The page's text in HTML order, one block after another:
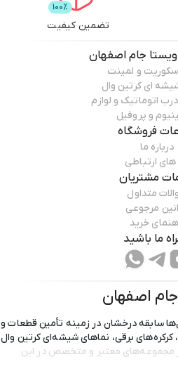
تضمین کیفیت
ویستا جام اصفهان
و لمینت
ای کرتین وال
درب اتوماتیک و لوازم
و پروفیل
فروشگاه
درباره ما
های ارتباطی
مشتریان
متداول
مرجوعی
خرید
ما باشید
اصفهان
سابقه درخشان در زمینه تأمین قطعات و
برقی، نماهای شیشه‌ای کرتین وال
مجموعه‌های معتبر و متخصص در این